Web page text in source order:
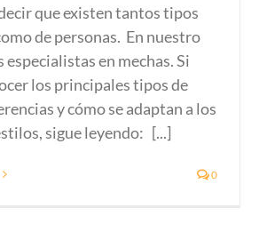
que existen tantos tipos
de personas. En nuestro
especialistas en mechas. Si
los principales tipos de
y cómo se adaptan a los
sigue leyendo: [...]
0